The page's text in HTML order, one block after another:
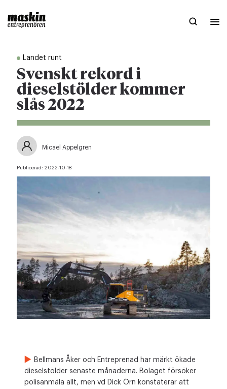
Landet runt
Svenskt rekord i
dieselstölder kommer
slås 2022
Micael Appelgren
Publicerad: 2022-10-18
Bellmans Åker och Entreprenad har märkt ökade
dieselstölder senaste månaderna. Bolaget försöker
polisanmäla allt, men vd Dick Örn konstaterar att